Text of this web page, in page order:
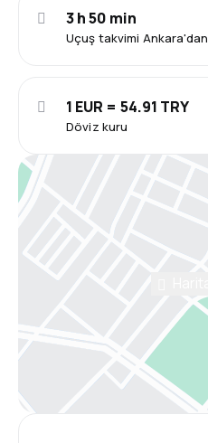
Uçuş takvimi Ankara'dan
3 h 50 min
Döviz kuru
1 EUR = 54.91 TRY